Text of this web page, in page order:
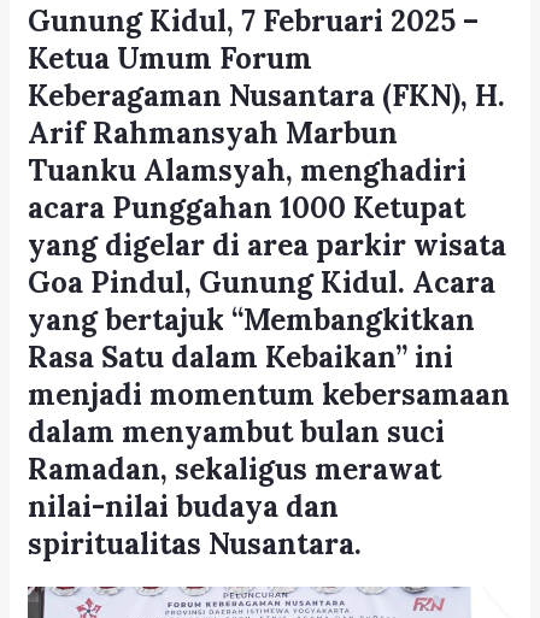
Gunung Kidul, 7 Februari 2025 –
Ketua Umum Forum
Keberagaman Nusantara (FKN), H.
Arif Rahmansyah Marbun
Tuanku Alamsyah, menghadiri
acara Punggahan 1000 Ketupat
yang digelar di area parkir wisata
Goa Pindul, Gunung Kidul. Acara
yang bertajuk “Membangkitkan
Rasa Satu dalam Kebaikan” ini
menjadi momentum kebersamaan
dalam menyambut bulan suci
Ramadan, sekaligus merawat
nilai-nilai budaya dan
spiritualitas Nusantara.